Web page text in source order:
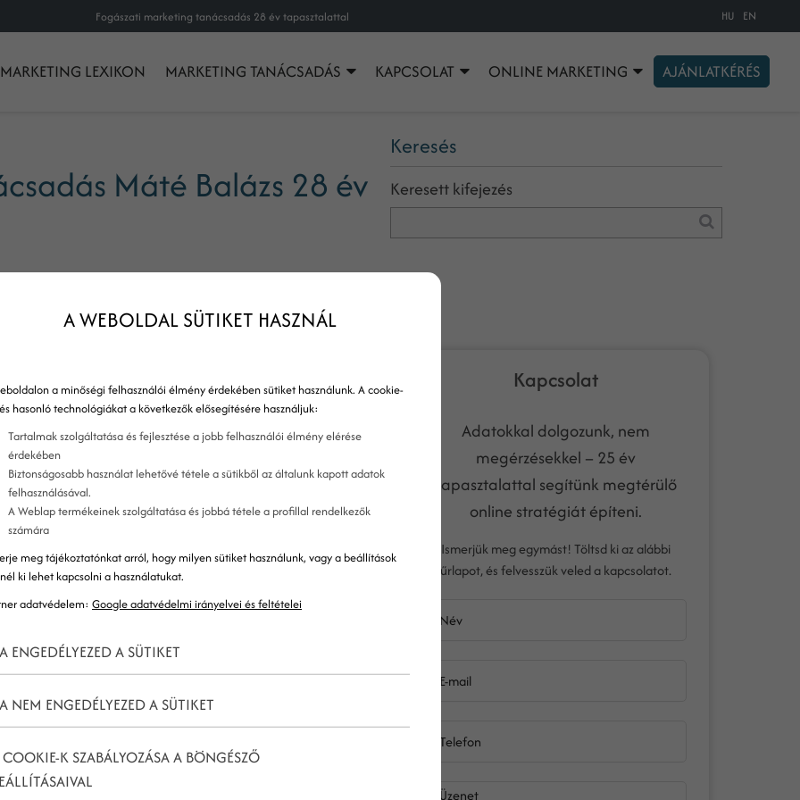
Fogászati marketing tanácsadás 28 év tapasztalattal HU EN
MARKETING LEXIKON MARKETING TANÁCSADÁS KAPCSOLAT ONLINE MARKETING AJÁNLATKÉRÉS
Máté Balázs 28 év
Keresés
Keresett kifejezés
Kapcsolat
Adatokkal dolgozunk, nem
megérzésekkel – 25 év
tapasztalattal segítünk megtérülő
online stratégiát építeni.
Ismerjük meg egymást! Töltsd ki az alábbi
űrlapot, és felvesszük veled a kapcsolatot.
Név
E-mail
Telefon
Üzenet
A WEBOLDAL SÜTIKET HASZNÁL
a minőségi felhasználói élmény érdekében sütiket használunk. A cookie-
hasonló technológiákat a következők elősegítésére használjuk:
Tartalmak szolgáltatása és fejlesztése a jobb felhasználói élmény elérése
érdekében
Biztonságosabb használat lehetővé tétele a sütikből az általunk kapott adatok
felhasználásával.
A Weblap termékeinek szolgáltatása és jobbá tétele a profillal rendelkezők
számára
meg tájékoztatónkat arról, hogy milyen sütiket használunk, vagy a beállítások
ki lehet kapcsolni a használatukat.
adatvédelem: Google adatvédelmi irányelvei és feltételei
ENGEDÉLYEZED A SÜTIKET
NEM ENGEDÉLYEZED A SÜTIKET
K SZABÁLYOZÁSA A BÖNGÉSZŐ